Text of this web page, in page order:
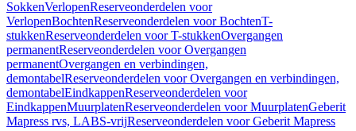
SokkenVerlopenReserveonderdelen voor
VerlopenBochtenReserveonderdelen voor BochtenT-
stukkenReserveonderdelen voor T-stukkenOvergangen
permanentReserveonderdelen voor Overgangen
permanentOvergangen en verbindingen,
demontabelReserveonderdelen voor Overgangen en verbindingen,
demontabelEindkappenReserveonderdelen voor
EindkappenMuurplatenReserveonderdelen voor MuurplatenGeberit
Mapress rvs, LABS-vrijReserveonderdelen voor Geberit Mapress